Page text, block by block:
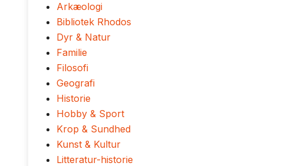
Arkæologi
Bibliotek Rhodos
Dyr & Natur
Familie
Filosofi
Geografi
Historie
Hobby & Sport
Krop & Sundhed
Kunst & Kultur
Litteratur-historie